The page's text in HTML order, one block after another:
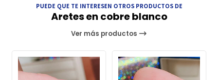
PUEDE QUE TE INTERESEN OTROS PRODUCTOS DE
Aretes en cobre blanco
Ver más productos